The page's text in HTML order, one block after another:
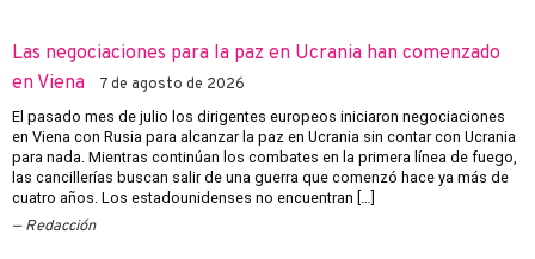
Las negociaciones para la paz en Ucrania han comenzado
en Viena
7 de agosto de 2026
El pasado mes de julio los dirigentes europeos iniciaron negociaciones
en Viena con Rusia para alcanzar la paz en Ucrania sin contar con Ucrania
para nada. Mientras continúan los combates en la primera línea de fuego,
las cancillerías buscan salir de una guerra que comenzó hace ya más de
cuatro años. Los estadounidenses no encuentran […]
Redacción